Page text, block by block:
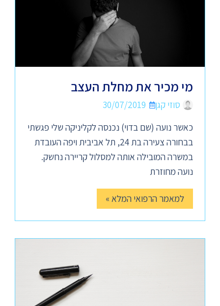
מי מכיר את מחלת העצב
סוזי קגן
30/07/2019
כאשר נועה (שם בדוי) נכנסה לקליניקה שלי פגשתי
בבחורה צעירה בת 24, תל אביבית ויפה העובדת
במשרה המובילה אותה למסלול קריירה נחשק.
נועה מחוזרת
למאמר הרפואי המלא »